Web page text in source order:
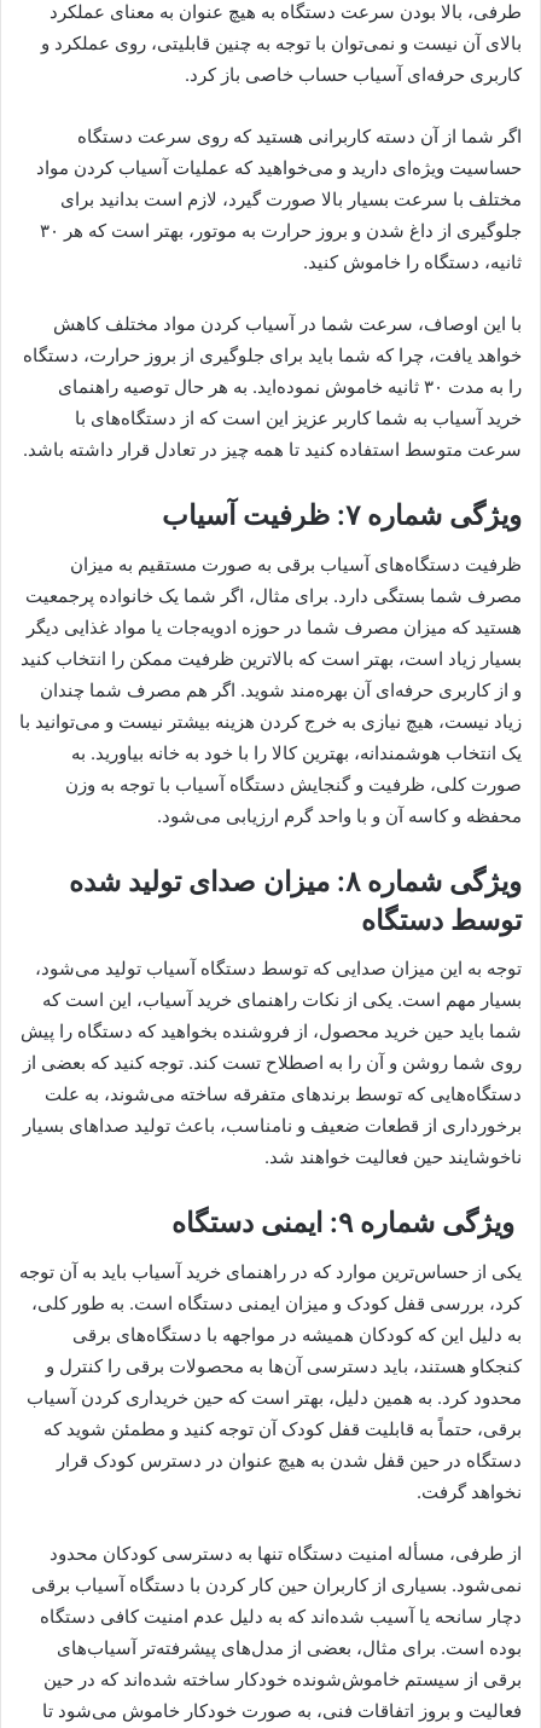
طرفی، بالا بودن سرعت دستگاه به هیچ عنوان به معنای عملکرد
بالای آن نیست و نمی‌توان با توجه به چنین قابلیتی، روی عملکرد و
کاربری حرفه‌ای آسیاب حساب خاصی باز کرد.
اگر شما از آن دسته کاربرانی هستید که روی سرعت دستگاه
حساسیت ویژه‌ای دارید و می‌خواهید که عملیات آسیاب کردن مواد
مختلف با سرعت بسیار بالا صورت گیرد، لازم است بدانید برای
جلوگیری از داغ شدن و بروز حرارت به موتور، بهتر است که هر ۳۰
ثانیه، دستگاه را خاموش کنید.
با این اوصاف، سرعت شما در آسیاب کردن مواد مختلف کاهش
خواهد یافت، چرا که شما باید برای جلوگیری از بروز حرارت، دستگاه
را به مدت ۳۰ ثانیه خاموش نموده‌اید. به هر حال توصیه راهنمای
خرید آسیاب به شما کاربر عزیز این است که از دستگاه‌های با
سرعت متوسط استفاده کنید تا همه ‌چیز در تعادل قرار داشته باشد.
ویژگی شماره ۷: ظرفیت آسیاب
ظرفیت دستگاه‌های آسیاب برقی به صورت مستقیم به میزان
مصرف شما بستگی دارد. برای مثال، اگر شما یک خانواده پرجمعیت
هستید که میزان مصرف شما در حوزه ادویه‌جات یا مواد غذایی دیگر
بسیار زیاد است، بهتر است که بالاترین ظرفیت ممکن را انتخاب کنید
و از کاربری حرفه‌ای آن بهره‌مند شوید. اگر هم مصرف شما چندان
زیاد نیست، هیچ نیازی به خرج کردن هزینه بیشتر نیست و می‌توانید با
یک انتخاب هوشمندانه، بهترین کالا را با خود به خانه بیاورید. به
صورت کلی، ظرفیت و گنجایش دستگاه آسیاب با توجه به وزن
محفظه و کاسه آن و با واحد گرم ارزیابی می‌شود.
ویژگی شماره ۸: میزان صدای تولید شده
توسط دستگاه
توجه به این میزان صدایی که توسط دستگاه آسیاب تولید می‌شود،
بسیار مهم است. یکی از نکات راهنمای خرید آسیاب، این است که
شما باید حین خرید محصول، از فروشنده بخواهید که دستگاه را پیش
روی شما روشن و آن را به اصطلاح تست کند. توجه کنید که بعضی از
دستگاه‌هایی که توسط برندهای متفرقه ساخته می‌شوند، به علت
برخورداری از قطعات ضعیف و نامناسب، باعث تولید صداهای بسیار
ناخوشایند حین فعالیت خواهند شد.
ویژگی شماره ۹: ایمنی دستگاه
یکی از حساس‌ترین موارد که در راهنمای خرید آسیاب باید به آن توجه
کرد، بررسی قفل کودک و میزان ایمنی دستگاه است. به طور کلی،
به دلیل این که کودکان همیشه در مواجهه با دستگاه‌های برقی
کنجکاو هستند، باید دسترسی آن‌ها به محصولات برقی را کنترل و
محدود کرد. به همین دلیل، بهتر است که حین خریداری کردن آسیاب
برقی، حتماً به قابلیت قفل کودک آن توجه کنید و مطمئن شوید که
دستگاه در حین قفل شدن به هیچ عنوان در دسترس کودک قرار
نخواهد گرفت.
از طرفی، مسأله امنیت دستگاه تنها به دسترسی کودکان محدود
نمی‌شود. بسیاری از کاربران حین کار کردن با دستگاه آسیاب برقی
دچار سانحه یا آسیب شده‌اند که به دلیل عدم امنیت کافی دستگاه
بوده است. برای مثال، بعضی از مدل‌های پیشرفته‌تر آسیاب‌های
برقی از سیستم خاموش‌شونده خودکار ساخته شده‌اند که در حین
فعالیت و بروز اتفاقات فنی، به صورت خودکار خاموش می‌شود تا